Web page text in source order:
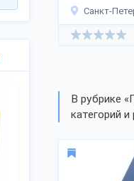
Санкт-
В рубрике
категорий и